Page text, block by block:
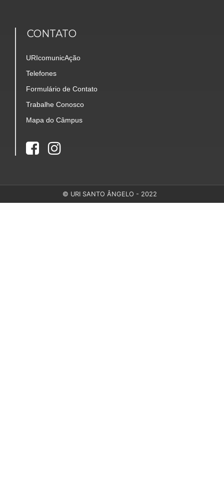
CONTATO
URIcomunicAção
Telefones
Formulário de Contato
Trabalhe Conosco
Mapa do Câmpus
© URI SANTO ÂNGELO - 2022